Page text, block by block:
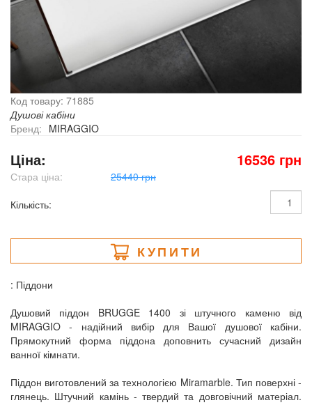
Код товару: 71885
Душові кабіни
Бренд: MIRAGGIO
Ціна: 16536 грн
Стара ціна:
25440 грн
Кількість:
КУПИТИ
: Піддони
Душовий піддон BRUGGE 1400 зі штучного каменю від
MIRAGGIO - надійний вибір для Вашої душової кабіни.
Прямокутний форма піддона доповнить сучасний дизайн
ванної кімнати.
Піддон виготовлений за технологією Miramarble. Тип поверхні -
глянець. Штучний камінь - твердий та довговічний матеріал.